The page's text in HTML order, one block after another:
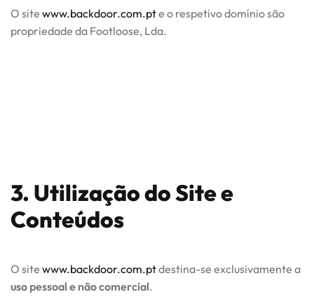
O site www.backdoor.com.pte o respetivo domínio são
propriedade da Footloose, Lda.
3. Utilização do Site e
Conteúdos
O site www.backdoor.com.ptdestina-se exclusivamente a
uso pessoal e não comercial.